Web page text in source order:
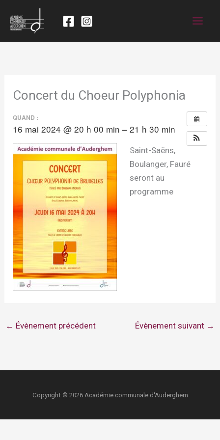
Concert du Choeur Polyphonia
QUAND :
16 mai 2024 @ 20 h 00 min – 21 h 30 min
Saint-Saëns,
Boulanger, Fauré
seront au
programme
← Évènement précédent Évènement suivant →
Copyright © 2026 Académie communale d'Auderghem